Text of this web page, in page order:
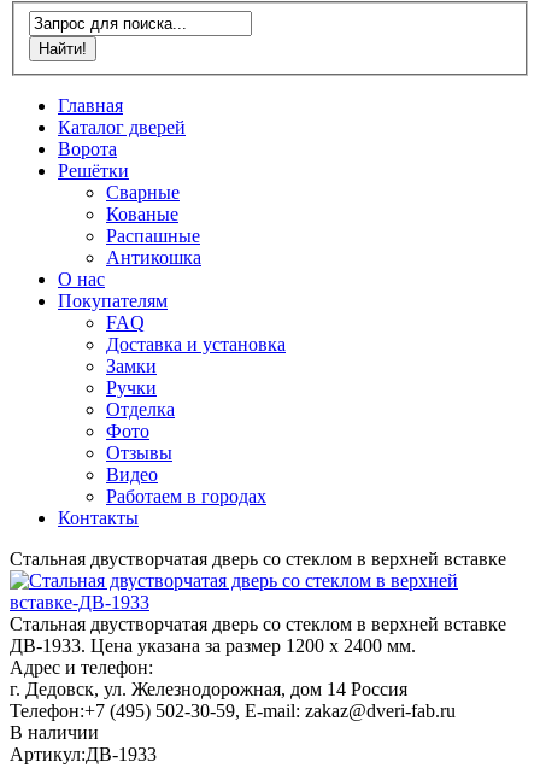
Главная
Каталог дверей
Ворота
Решётки
Сварные
Кованые
Распашные
Антикошка
О нас
Покупателям
FAQ
Доставка и установка
Замки
Ручки
Отделка
Фото
Отзывы
Видео
Работаем в городах
Контакты
Стальная двустворчатая дверь со стеклом в верхней вставке
Стальная двустворчатая дверь со стеклом в верхней вставке
ДВ-1933. Цена указана за размер 1200 х 2400 мм.
Адрес и телефон:
г. Дедовск, ул. Железнодорожная, дом 14 Россия
Телефон:+7 (495) 502-30-59, E-mail: zakaz@dveri-fab.ru
В наличии
Артикул:ДВ-1933